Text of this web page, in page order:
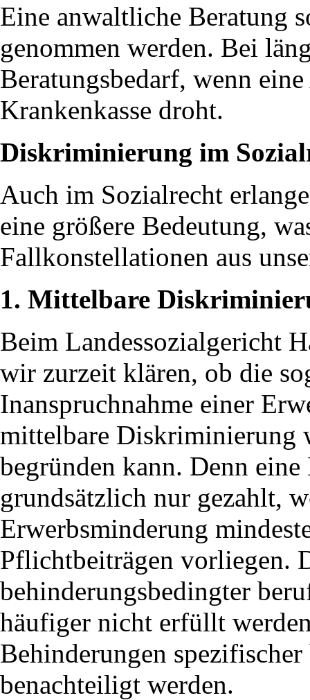
Eine anwaltliche Beratung
genommen werden. Bei
Beratungsbedarf, wenn
Krankenkasse droht.
Diskriminierung im
Auch im Sozialrecht
eine größere Bedeutung,
Fallkonstellationen aus
1. Mittelbare
Beim Landessozialgericht
wir zurzeit klären, ob die
Inanspruchnahme einer
mittelbare Diskriminierung
begründen kann. Denn
grundsätzlich nur gezahlt,
Erwerbsminderung
Pflichtbeiträgen vorliegen.
behinderungsbedingter
häufiger nicht erfüllt
Behinderungen
benachteiligt werden.